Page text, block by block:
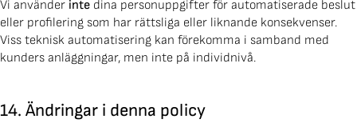
Vi använder inte dina personuppgifter för automatiserade beslut
eller profilering som har rättsliga eller liknande konsekvenser.
Viss teknisk automatisering kan förekomma i samband med
kunders anläggningar, men inte på individnivå.
14. Ändringar i denna policy